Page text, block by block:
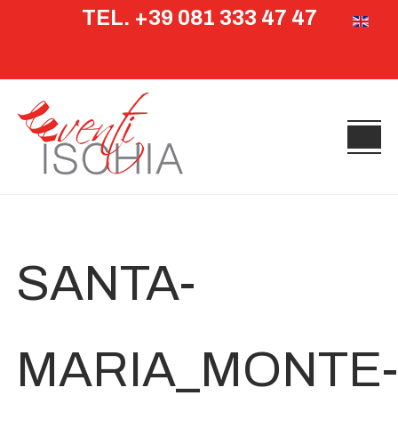
TEL. +39 081 333 47 47
SANTA-
MARIA_MONTE-